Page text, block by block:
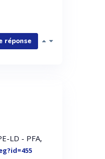
réponse
LD - PFA,